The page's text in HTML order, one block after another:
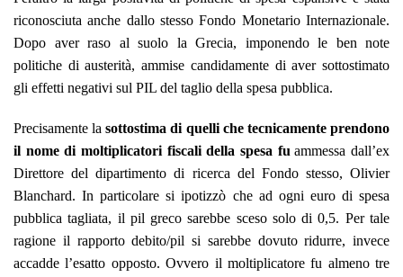
riconosciuta anche dallo stesso Fondo Monetario Internazionale.
Dopo aver raso al suolo la Grecia, imponendo le ben note
politiche di austerità, ammise candidamente di aver sottostimato
gli effetti negativi sul PIL del taglio della spesa pubblica.
Precisamente lasottostima di quelli che tecnicamente prendono
il nome di moltiplicatori fiscali della spesa fu ammessa dall’ex
Direttore del dipartimento di ricerca del Fondo stesso, Olivier
Blanchard. In particolare si ipotizzò che ad ogni euro di spesa
pubblica tagliata, il pil greco sarebbe sceso solo di 0,5. Per tale
ragione il rapporto debito/pil si sarebbe dovuto ridurre, invece
accadde l’esatto opposto. Ovvero il moltiplicatore fu almeno tre